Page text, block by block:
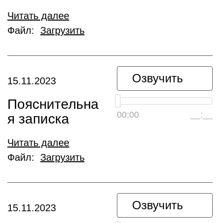
Читать далее
Файл: Загрузить
Озвучить
00:00 __:__
15.11.2023
Пояснительна
я записка
Читать далее
Файл: Загрузить
Озвучить
15.11.2023